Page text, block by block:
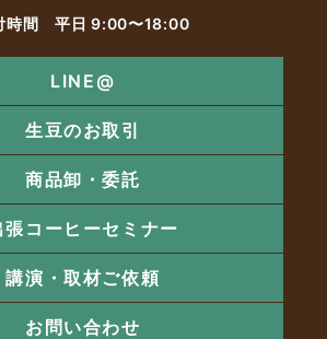
時間 平日 9:00〜18:00
LINE@
生豆のお取引
商品卸・委託
張コーヒーセミナー
講演・取材ご依頼
お問い合わせ